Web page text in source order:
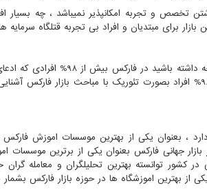
تخصص و تجربه امکانپذیر نمیباشد ، چه بسیار
بازار برای مبتدیان و افراد بی تجربه قتلگاه
به ندرت میتوان یک معامله گر حرفه ای و واقعی را در کشور
را دارند ... تحلیلگر هستند نه معامله گر! این بدان معناست که بیش از 98% افراد بصورت تئوریک با مباحث
، بعنوان یکی از بهترین موسسات اموزش فارکس
و فعالیت در بازار جهانی فارکس بعنوان یکی از برترین
توانسته بهترین تحلیلگران و معامله گران